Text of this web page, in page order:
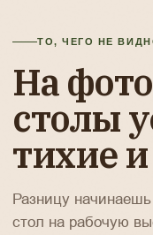
ТО, ЧЕГО НЕ
На
столы
тихие
Разницу
стол на рабочую